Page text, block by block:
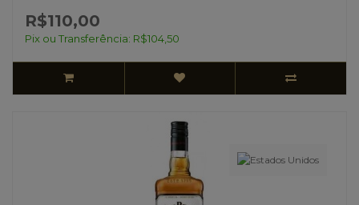
R$110,00
Pix ou Transferência: R$104,50